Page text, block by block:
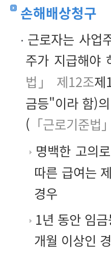
손해배상청구
근로자는 사업
주가 지급해야
법」 제12조제
금등"이라 함)
( 「근로기준
명백한 고의
따른 급여는
경우
1년 동안 임
개월 이상인